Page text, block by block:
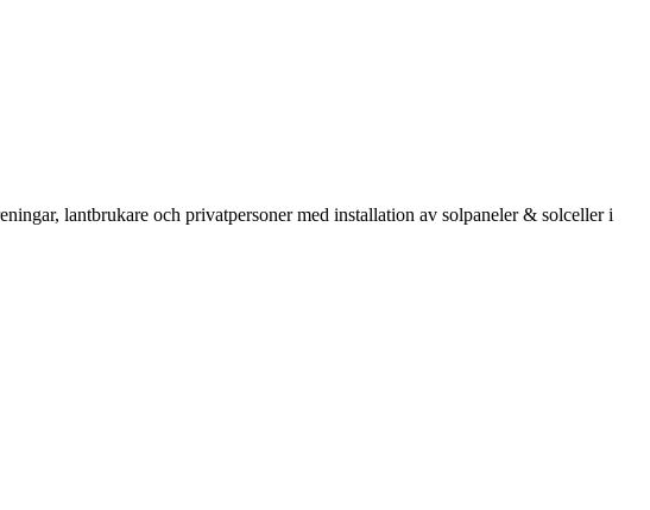
lantbrukare och privatpersoner med installation av solpaneler & solceller i